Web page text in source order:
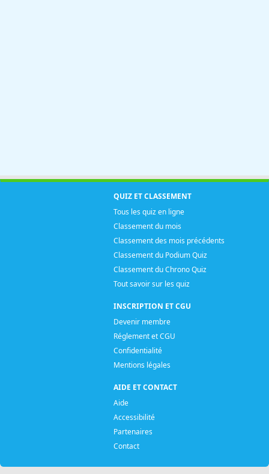
QUIZ ET CLASSEMENT
Tous les quiz en ligne
Classement du mois
Classement des mois précédents
Classement du Podium Quiz
Classement du Chrono Quiz
Tout savoir sur les quiz
INSCRIPTION ET CGU
Devenir membre
Réglement et CGU
Confidentialité
Mentions légales
AIDE ET CONTACT
Aide
Accessibilité
Partenaires
Contact